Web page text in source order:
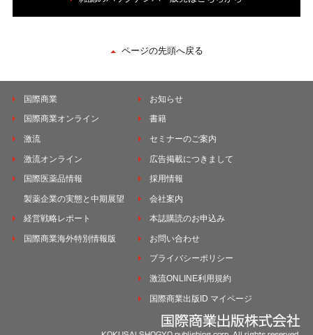
ページの先頭へ戻る
国際商業
国際商業オンライン
激流
激流オンライン
国際医薬品情報
製薬企業の実態と中期展望
経営戦略レポート
国際商業海外特別情報版
お知らせ
書籍
セミナーのご案内
広告掲載につきまして
採用情報
会社案内
本誌購読のお申込み
お問い合わせ
プライバシーポリシー
激流ONLINE利用規約
国際商業出版ID マイページ